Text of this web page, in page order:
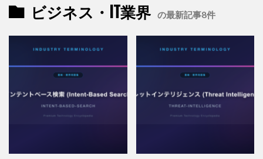
ビジネス・IT業界 の最新記事8件